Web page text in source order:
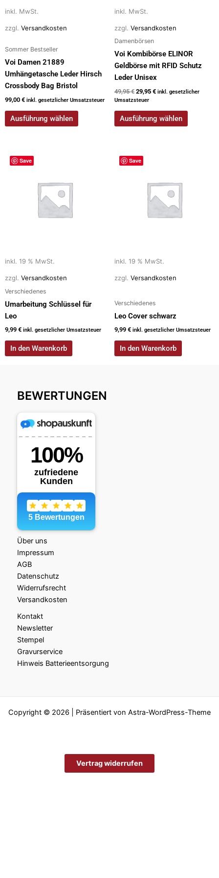
inkl. MwSt.
zzgl. Versandkosten
Sommer Bestseller
Voi Damen 21889
Umhängetasche Leder Hirsch
Crossbody Bag Bristol
99,00 € inkl. gesetzlicher Umsatzsteuer
Ausführung wählen
Produktseite
werden
inkl. MwSt.
zzgl. Versandkosten
Damenbörsen
Voi Kombibörse ELINOR
Geldbörse mit RFID Schutz
Leder Unisex
49,95€ 29,95 € inkl. gesetzlicher
Umsatzsteuer
Ausführung wählen
Produktseite
gewählt
werden
Save
inkl. 19 % MwSt.
zzgl. Versandkosten
Verschiedenes
Umarbeitung Schlüssel für
Leo
9,99 € inkl. gesetzlicher Umsatzsteuer
In den Warenkorb
Save
inkl. 19 % MwSt.
zzgl. Versandkosten
Verschiedenes
Leo Cover schwarz
9,99 € inkl. gesetzlicher Umsatzsteuer
In den Warenkorb
BEWERTUNGEN
Über uns
Impressum
AGB
Datenschutz
Widerrufsrecht
Versandkosten
Kontakt
Newsletter
Stempel
Gravurservice
Hinweis Batterieentsorgung
Copyright © 2026 | Präsentiert von Astra-WordPress-Theme
Vertrag widerrufen